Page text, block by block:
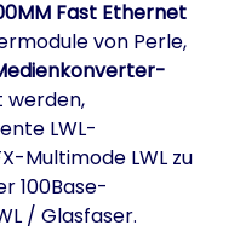
Fast Ethernet
von Perle,
werden,
LWL-
Multimode LWL zu
100Base-
/ Glasfaser.